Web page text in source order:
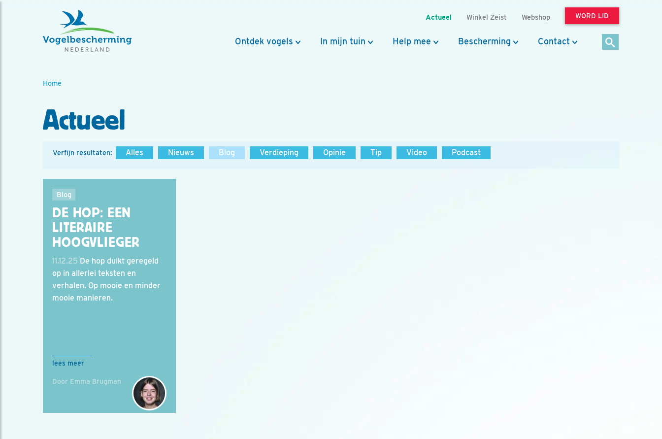
Actueel Winkel Zeist Webshop WORD LID
Ontdek vogels In mijn tuin Help mee Bescherming Contact
Home
Actueel
Verfijn resultaten: Alles Nieuws Blog Verdieping Opinie Tip Video Podcast
Blog
DE HOP: EEN
LITERAIRE
HOOGVLIEGER
11.12.25 De hop duikt geregeld
op in allerlei teksten en
verhalen. Op mooie en minder
mooie manieren.
lees meer
Door Emma Brugman